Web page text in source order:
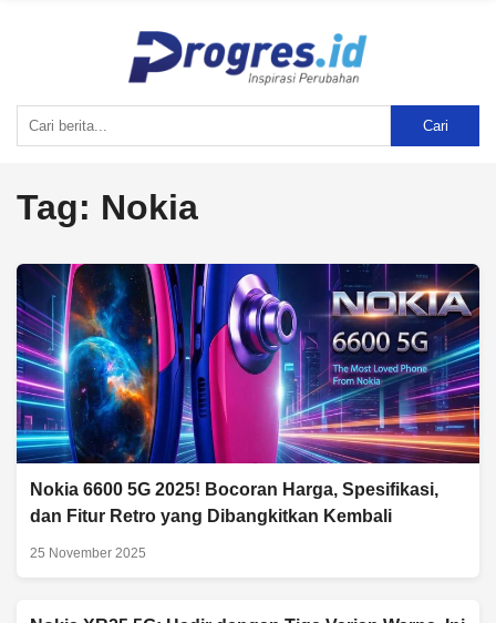
Cari
Tag: Nokia
Nokia 6600 5G 2025! Bocoran Harga, Spesifikasi,
dan Fitur Retro yang Dibangkitkan Kembali
25 November 2025